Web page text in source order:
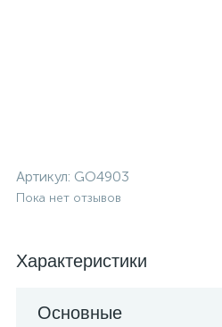
Артикул: GO4903
Пока нет отзывов
Характеристики
Основные